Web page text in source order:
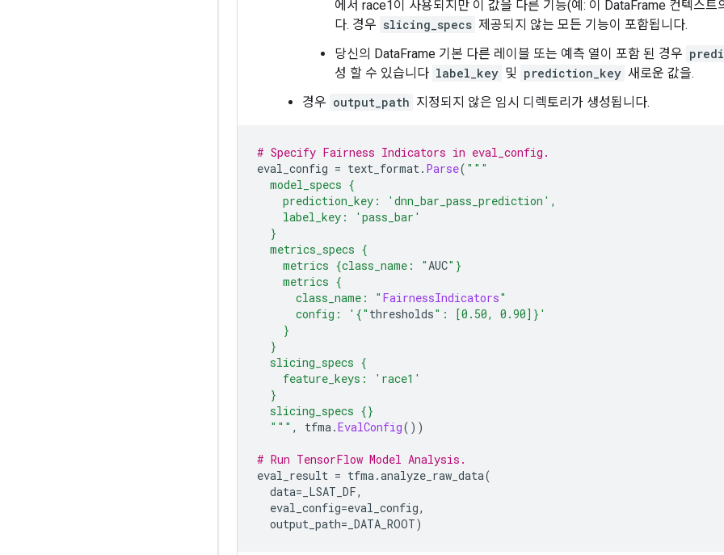
에서 race1이 사용되지만 이 값을 다른 기능(예: 이 DataFrame 컨텍스
다. 경우 slicing_specs 제공되지 않는 모든 기능이 포함됩니다.
당신의 DataFrame 기본 다른 레이블 또는 예측 열이 포함 된 경우
성 할 수 있습니다 label_key 및 prediction_key 새로운 값을.
경우 output_path 지정되지 않은 임시 디렉토리가 생성됩니다.
# Specify Fairness Indicators in eval_config.
eval_config = text_format. Parse( """
model_specs {
prediction_key: 'dnn_bar_pass_prediction',
label_key: 'pass_bar'
}
metrics_specs {
metrics {class_name: "AUC"}
metrics {
class_name: " FairnessIndicators"
config: '{" thresholds": [0.50, 0.90]}'
}
}
slicing_specs {
feature_keys: 'race1'
}
slicing_specs {}
""" , tfma.EvalConfig())
# Run TensorFlow Model Analysis.
eval_result = tfma.analyze_raw_data(
data= _LSAT_DF,
eval_config=eval_config,
output_path= _DATA_ROOT)